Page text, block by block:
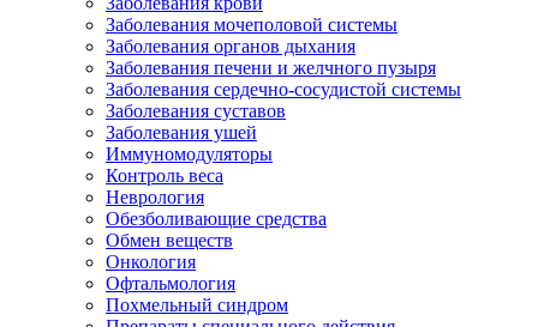
Заболевания мочеполовой системы
Заболевания органов дыхания
Заболевания печени и желчного пузыря
Заболевания сердечно-сосудистой системы
Заболевания суставов
Заболевания ушей
Иммуномодуляторы
Контроль веса
Неврология
Обезболивающие средства
Обмен веществ
Онкология
Офтальмология
Похмельный синдром